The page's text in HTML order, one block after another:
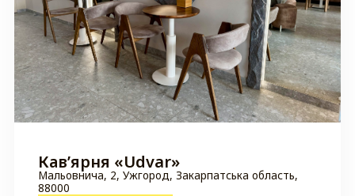
Кавʼярня «Udvar»
Мальовнича, 2, Ужгород, Закарпатська область,
88000